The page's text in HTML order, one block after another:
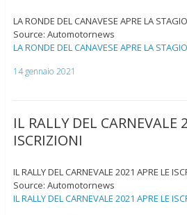
LA RONDE DEL CANAVESE APRE LA
Source: Automotornews
LA RONDE DEL CANAVESE APRE LA
14 gennaio 2021
IL RALLY DEL CARNEVALE
ISCRIZIONI
IL RALLY DEL CARNEVALE 2021 APRE LE
Source: Automotornews
IL RALLY DEL CARNEVALE 2021 APRE LE